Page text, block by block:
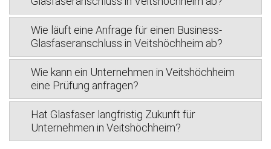
Wie läuft eine Anfrage für einen Business-
Glasfaseranschluss in Veitshöchheim ab?
Wie kann ein Unternehmen in Veitshöchheim
eine Prüfung anfragen?
Hat Glasfaser langfristig Zukunft für
Unternehmen in Veitshöchheim?